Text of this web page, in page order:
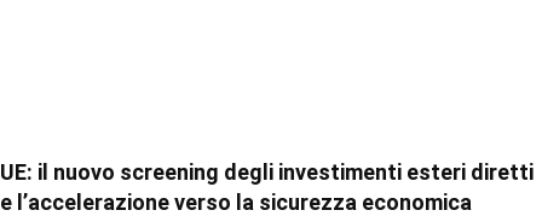
UE: il nuovo screening degli investimenti esteri diretti
e l’accelerazione verso la sicurezza economica